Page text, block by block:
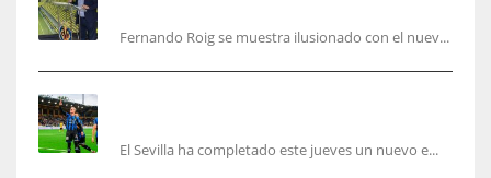
Fernando Roig se muestra ilusionado con el nuev...
El Sevilla ha completado este jueves un nuevo e...